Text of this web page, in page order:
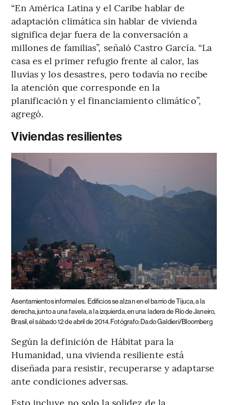
“En América Latina y el Caribe hablar de
adaptación climática sin hablar de vivienda
significa dejar fuera de la conversación a
millones de familias”, señaló Castro García. “La
casa es el primer refugio frente al calor, las
lluvias y los desastres, pero todavía no recibe
la atención que corresponde en la
planificación y el financiamiento climático”,
agregó.
Viviendas resilientes
Asentamientos informales. Edificios se alzan en el barrio de Tijuca, a la
derecha, junto a una favela, a la izquierda, en una ladera de Río de Janeiro,
Brasil, el sábado 12 de abril de 2014. Fotógrafo: Dado Galdieri/Bloomberg
Según la definición de Hábitat para la
Humanidad, una vivienda resiliente está
diseñada para resistir, recuperarse y adaptarse
ante condiciones adversas.
Esto incluye no solo la solidez de la